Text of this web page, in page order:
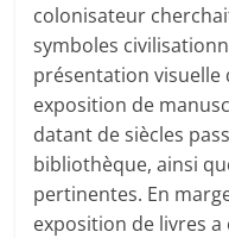
colonisateur
symboles
présentation visuelle
exposition de
datant de siècles
bibliothèque, ainsi
pertinentes. En
exposition de livres